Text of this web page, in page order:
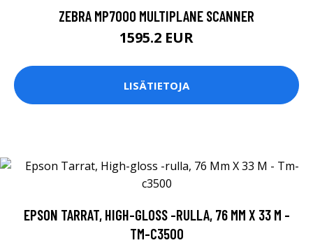
ZEBRA MP7000 MULTIPLANE SCANNER
1595.2 EUR
LISÄTIETOJA
EPSON TARRAT, HIGH-GLOSS -RULLA, 76 MM X 33 M -
TM-C3500